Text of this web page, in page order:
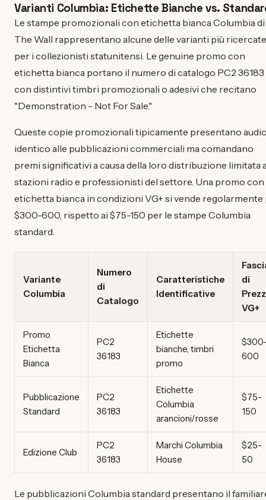
Varianti Columbia: Etichette Bianche vs.
Le stampe promozionali con etichetta bianca Columbia di
The Wall rappresentano alcune delle varianti più ricercate
per i collezionisti statunitensi. Le genuine promo con
etichetta bianca portano il numero di catalogo PC2 36183
con distintivi timbri promozionali o adesivi che recitano
"Demonstration - Not For Sale."
Queste copie promozionali tipicamente presentano
identico alle pubblicazioni commerciali ma comandano
premi significativi a causa della loro distribuzione limitata
stazioni radio e professionisti del settore. Una promo con
etichetta bianca in condizioni VG+ si vende regolarmente
$300-600, rispetto ai $75-150 per le stampe Columbia
standard.
Variante
Columbia
Numero
di
Catalogo
Caratteristiche
Identificative
di
VG+
Promo
Etichetta
Bianca
PC2
36183
Etichette
bianche, timbri
promo
600
Pubblicazione
Standard
PC2
36183
Etichette
Columbia
arancioni/rosse
$75-
150
Edizione Club
PC2
36183
Marchi Columbia
House
$25-
50
Le pubblicazioni Columbia standard presentano il